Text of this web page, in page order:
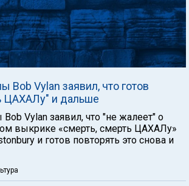
Bob Vylan заявил, что готов
ЦАХАЛу" и дальше
Vylan заявил, что "не жалеет" о
выкрике «смерть, смерть ЦАХАЛу»
и готов повторять это снова и